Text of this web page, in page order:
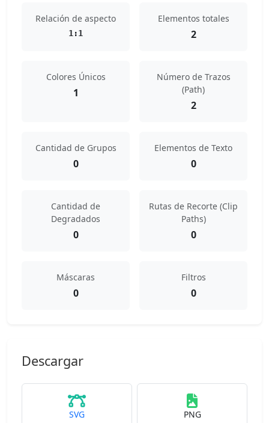
Relación de aspecto
1:1
Elementos totales
2
Colores Únicos
1
Número de Trazos
(Path)
2
Cantidad de Grupos
0
Elementos de Texto
0
Cantidad de
Degradados
0
Rutas de Recorte (Clip
Paths)
0
Máscaras
0
Filtros
0
Descargar
SVG PNG